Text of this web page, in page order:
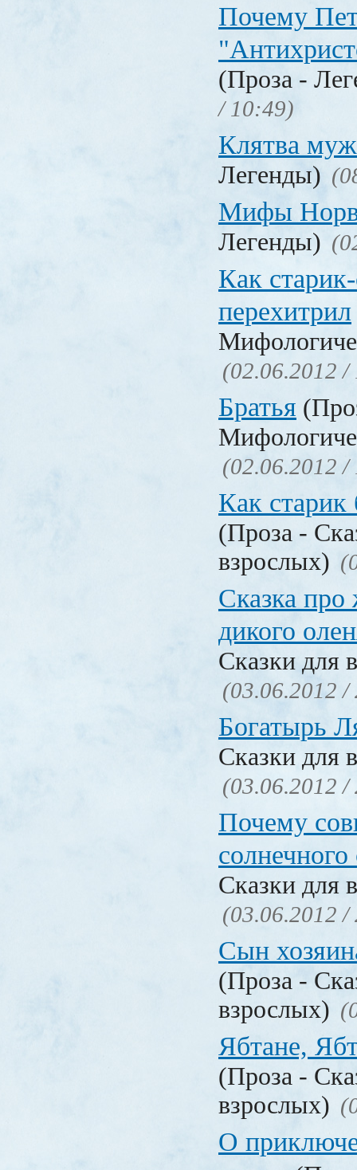
Почему
(Проза -
/ 10:49)
Клятва
Легенды)
Мифы
Легенды)
Как
перехитрил
(02.06.2012 /
Братья
(02.06.2012 /
Как
(Проза -
взрослых)
Сказка
дикого
Сказки для
(03.06.2012 /
Богатырь
Сказки для
(03.06.2012 /
Почему
солнечного
Сказки для
(03.06.2012 /
Сын
(Проза -
взрослых)
Ябтане,
(Проза -
взрослых)
О